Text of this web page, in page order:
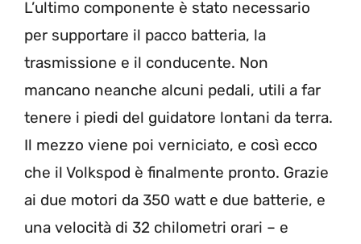
L’ultimo componente è stato necessario
per supportare il pacco batteria, la
trasmissione e il conducente. Non
mancano neanche alcuni pedali, utili a far
tenere i piedi del guidatore lontani da terra.
Il mezzo viene poi verniciato, e così ecco
che il Volkspod è finalmente pronto. Grazie
ai due motori da 350 watt e due batterie, e
una velocità di 32 chilometri orari – e